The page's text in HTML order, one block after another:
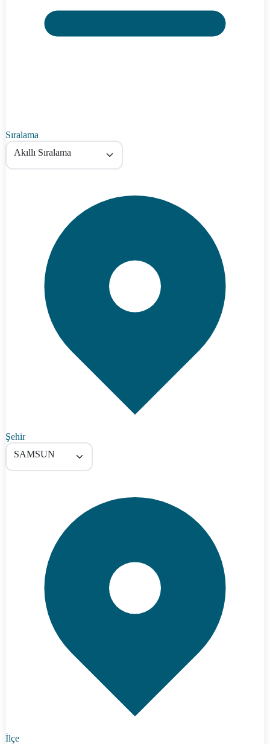
Sıralama
Akıllı Sıralama
Şehir
SAMSUN
İlçe